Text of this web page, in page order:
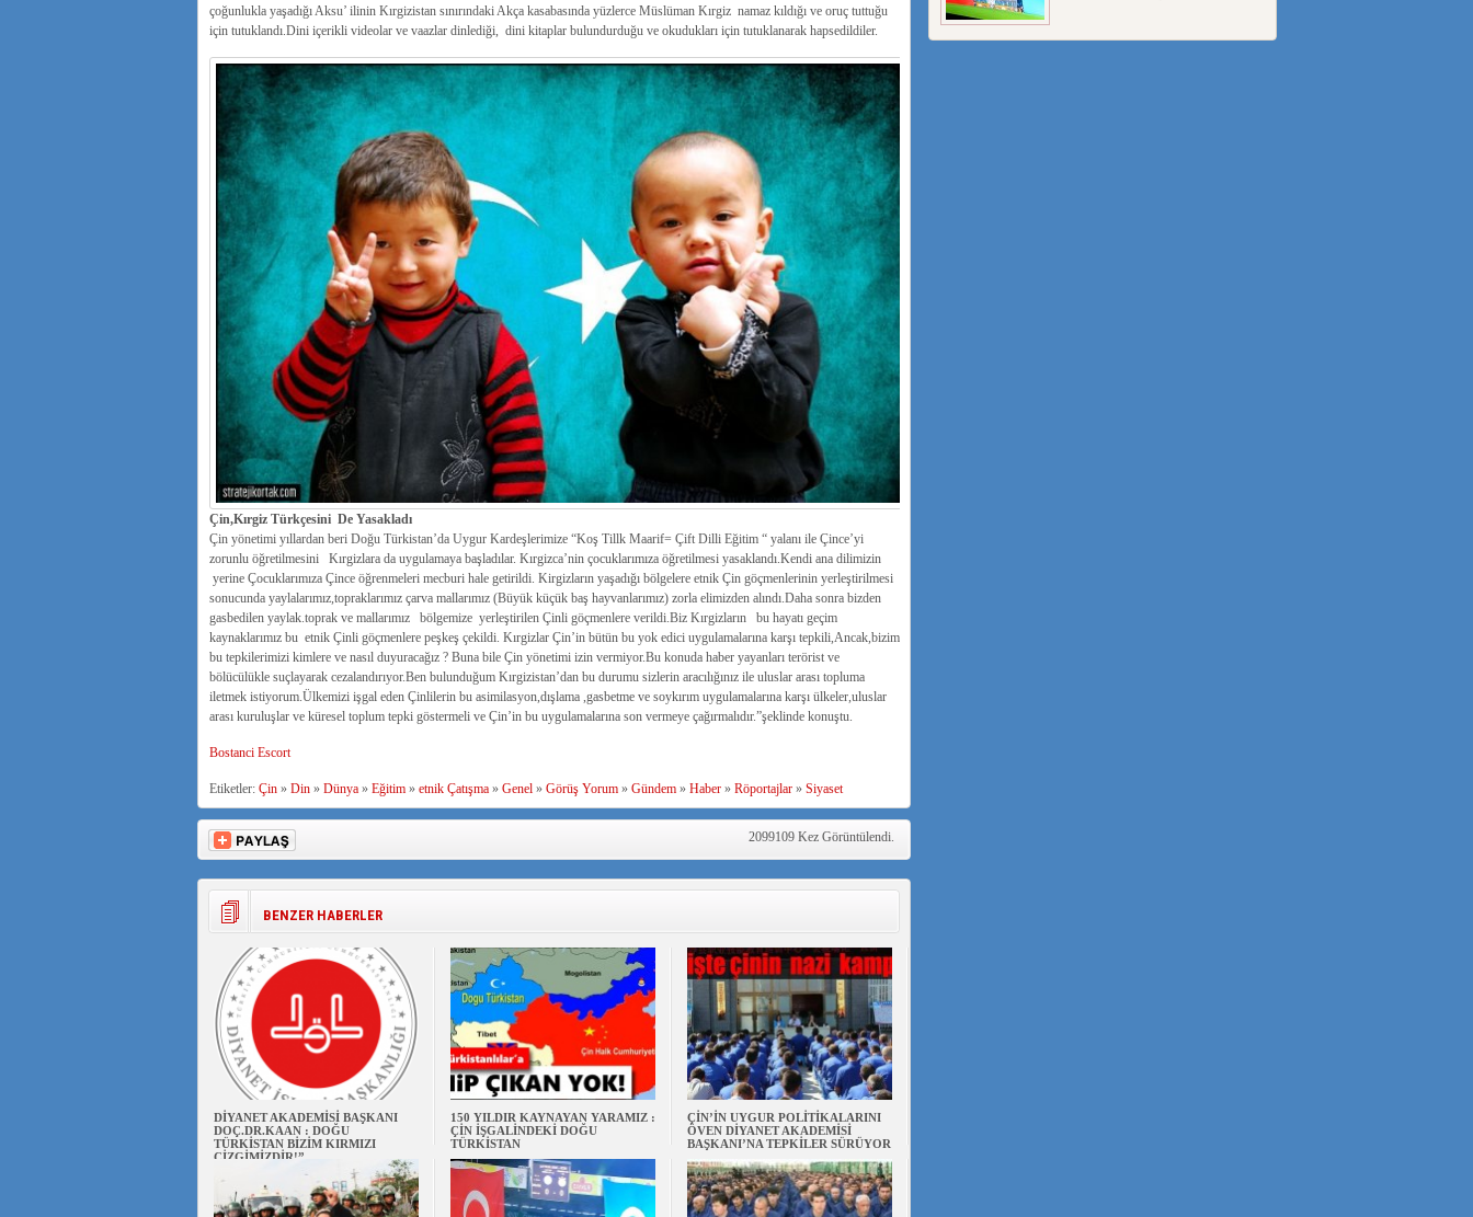
çoğunlukla yaşadığı Aksu’ ilinin Kırgizistan sınırındaki Akça kasabasında yüzlerce Müslüman Kırgiz namaz kıldığı ve oruç tuttuğu
için tutuklandı.Dini içerikli videolar ve vaazlar dinlediği, dini kitaplar bulundurduğu ve okudukları için tutuklanarak hapsedildiler.
Çin,Kırgiz Türkçesini De Yasakladı
Çin yönetimi yıllardan beri Doğu Türkistan’da Uygur Kardeşlerimize “Koş Tillk Maarif= Çift Dilli Eğitim “ yalanı ile Çince’yi
zorunlu öğretilmesini Kırgizlara da uygulamaya başladılar. Kırgizca’nin çocuklarımıza öğretilmesi yasaklandı.Kendi ana dilimizin
yerine Çocuklarımıza Çince öğrenmeleri mecburi hale getirildi. Kirgizların yaşadığı bölgelere etnik Çin göçmenlerinin yerleştirilmesi
sonucunda yaylalarımız,topraklarımız çarva mallarımız (Büyük küçük baş hayvanlarımız) zorla elimizden alındı.Daha sonra bizden
gasbedilen yaylak.toprak ve mallarımız bölgemize yerleştirilen Çinli göçmenlere verildi.Biz Kırgizların bu hayatı geçim
kaynaklarımız bu etnik Çinli göçmenlere peşkeş çekildi. Kırgizlar Çin’in bütün bu yok edici uygulamalarına karşı tepkili,Ancak,bizim
bu tepkilerimizi kimlere ve nasıl duyuracağız ? Buna bile Çin yönetimi izin vermiyor.Bu konuda haber yayanları terörist ve
bölücülükle suçlayarak cezalandırıyor.Ben bulunduğum Kırgizistan’dan bu durumu sizlerin aracılığınız ile uluslar arası topluma
iletmek istiyorum.Ülkemizi işgal eden Çinlilerin bu asimilasyon,dışlama ,gasbetme ve soykırım uygulamalarına karşı ülkeler,uluslar
arası kuruluşlar ve küresel toplum tepki göstermeli ve Çin’in bu uygulamalarına son vermeye çağırmalıdır.”şeklinde konuştu.
Bostanci Escort
Etiketler: Çin» Din» Dünya» Eğitim» etnik Çatışma» Genel» Görüş Yorum» Gündem» Haber» Röportajlar» Siyaset
2099109 Kez Görüntülendi.
BENZER HABERLER
DİYANET AKADEMİSİ BAŞKANI
DOÇ.DR.KAAN : DOĞU
TÜRKİSTAN BİZİM KIRMIZI
ÇİZGİMİZDİR!”
150 YILDIR KAYNAYAN YARAMIZ :
ÇİN İŞGALİNDEKİ DOĞU
TÜRKİSTAN
ÇİN’İN UYGUR POLİTİKALARINI
ÖVEN DİYANET AKADEMİSİ
BAŞKANI’NA TEPKİLER SÜRÜYOR
İŞGALCİ ÇİN’DEN “FETİHLER